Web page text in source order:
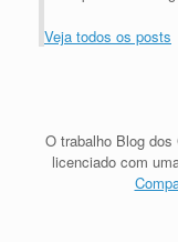
Veja todos os posts
O trabalho Blog dos
licenciado com